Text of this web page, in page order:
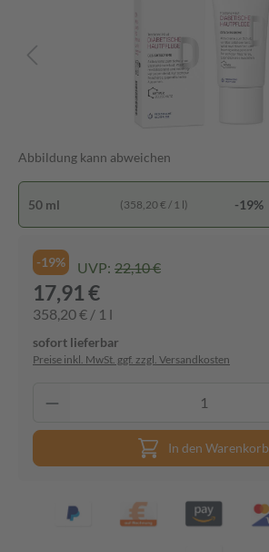
Abbildung kann abweichen
50 ml (358,20 € / 1 l) -19%
-19% UVP: 22,10 €
17,91 €
358,20 € / 1 l
sofort lieferbar
Preise inkl. MwSt. ggf. zzgl. Versandkosten
In den Warenkorb